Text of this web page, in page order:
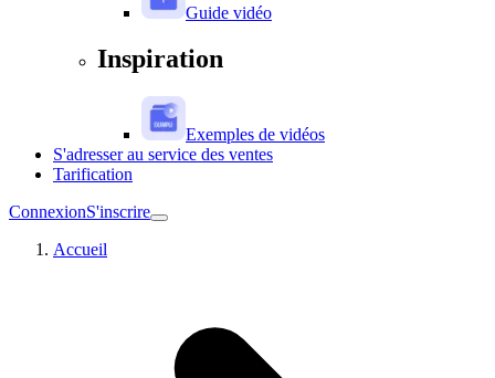
Guide vidéo
Inspiration
Exemples de vidéos
S'adresser au service des ventes
Tarification
ConnexionS'inscrire
Accueil